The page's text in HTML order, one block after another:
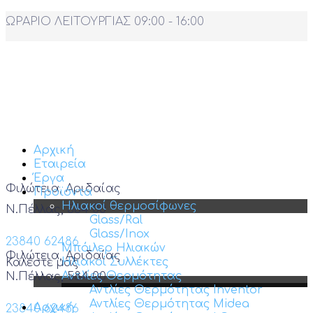
ΩΡΑΡΙΟ ΛΕΙΤΟΥΡΓΙΑΣ 09:00 - 16:00
Φιλώτεια, Αριδαίας
Ν.Πέλλας, 584 00
23840 62486
Καλέστε μας
Αρχική
Εταιρεία
Έργα
Προϊόντα
Ηλιακοί θερμοσίφωνες
Glass/Ral
Glass/Inox
Μπόιλερ Ηλιακών
Ηλιακοί Συλλέκτες
Αντλίες Θερμότητας
Αντλίες Θερμότητας Inventor
Αντλίες Θερμότητας Midea
Φιλώτεια, Αριδαίας
Ν.Πέλλας, 584 00
23840 62486
Αρχική